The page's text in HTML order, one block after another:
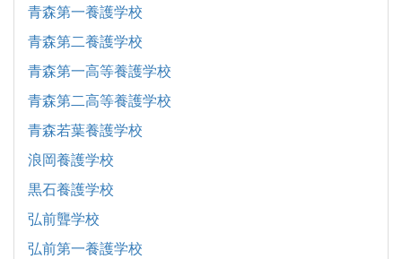
青森第一養護学校
青森第二養護学校
青森第一高等養護学校
青森第二高等養護学校
青森若葉養護学校
浪岡養護学校
黒石養護学校
弘前聾学校
弘前第一養護学校